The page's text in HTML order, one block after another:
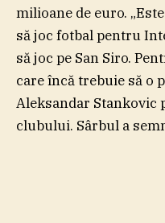
milioane de euro.
să joc fotbal pentru
să joc pe San Siro.
care încă trebuie să o
Aleksandar Stankovic
clubului. Sârbul a